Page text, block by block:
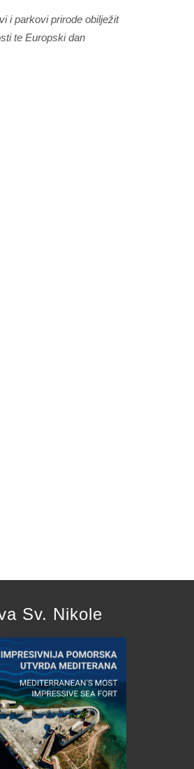
i parkovi prirode obilježit
te Europski dan
Sv. Nikole